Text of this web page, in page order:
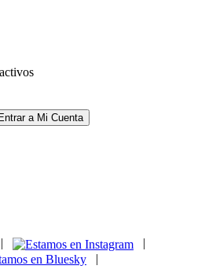
Entrar a Mi Cuenta
|